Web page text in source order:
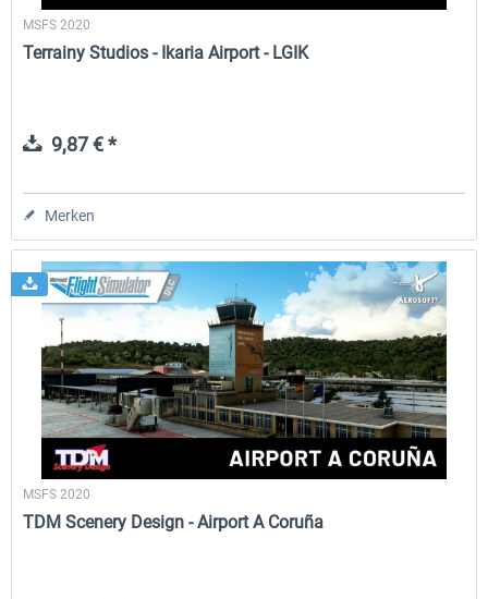
MSFS 2020
Terrainy Studios - Ikaria Airport - LGIK
9,87 € *
Merken
MSFS 2020
TDM Scenery Design - Airport A Coruña